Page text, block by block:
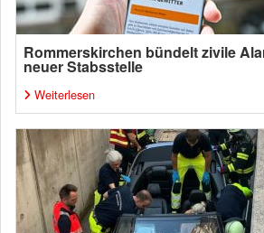
Rommerskirchen bündelt zivile
neuer Stabsstelle
Weiterlesen